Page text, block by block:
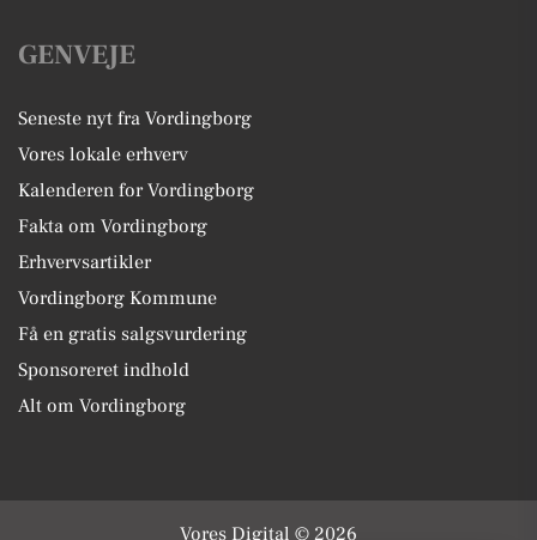
GENVEJE
Seneste nyt fra Vordingborg
Vores lokale erhverv
Kalenderen for Vordingborg
Fakta om Vordingborg
Erhvervsartikler
Vordingborg Kommune
Få en gratis salgsvurdering
Sponsoreret indhold
Alt om Vordingborg
Vores Digital © 2026